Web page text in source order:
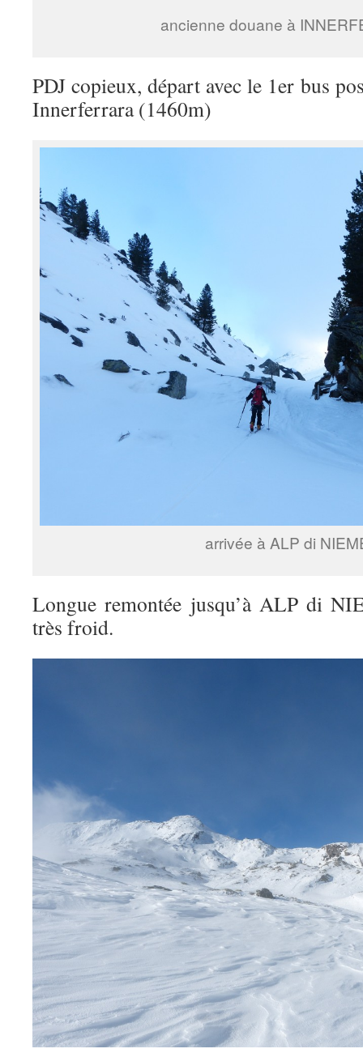
ancienne douane à
PDJ copieux, départ avec le 1er bus
Innerferrara (1460m)
arrivée à ALP di
Longue remontée jusqu’à ALP di
très froid.